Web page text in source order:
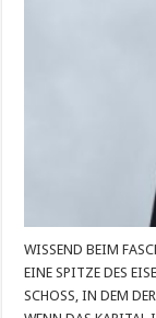
WISSEND BEIM
EINE SPITZE DES
SCHOSS, IN DEM